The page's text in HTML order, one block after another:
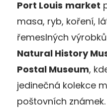
Port Louis market
masa, ryb, koření,
řemeslných
Natural History
Postal Museum,
jedinečná kolekce
poštovních známek.